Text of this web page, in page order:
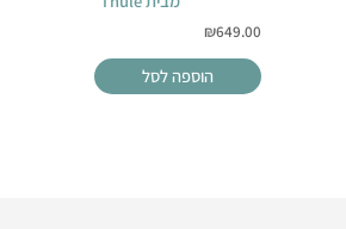
₪649.00
הוספה לסל